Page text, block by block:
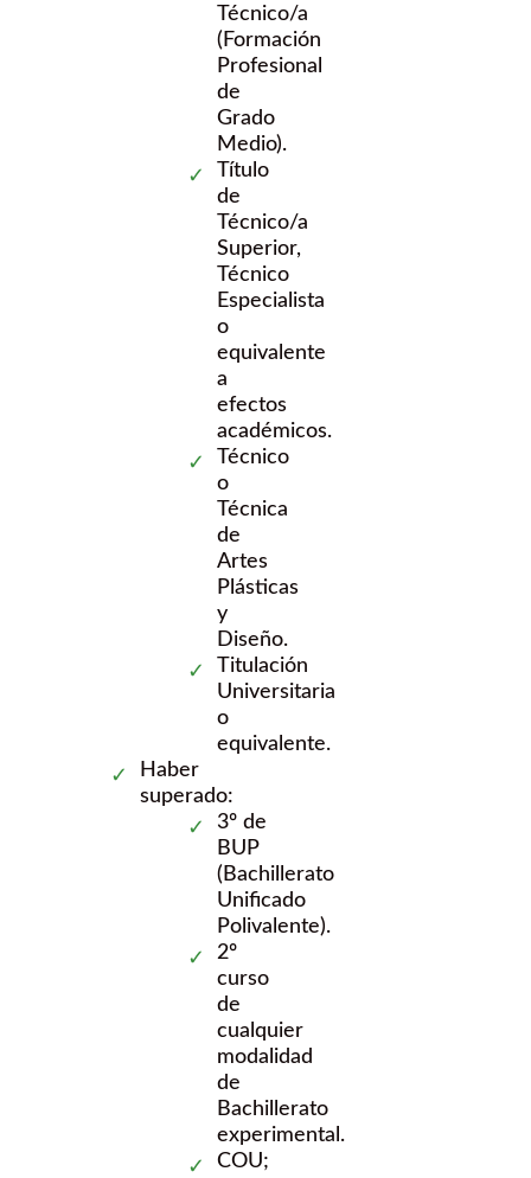
Técnico/a
(Formación
Profesional
de
Grado
Medio).
Título
de
Técnico/a
Superior,
Técnico
Especialista
o
equivalente
a
efectos
académicos.
Técnico
o
Técnica
de
Artes
Plásticas
y
Diseño.
Titulación
Universitaria
o
equivalente.
Haber
superado:
3º de
BUP
(Bachillerato
Unificado
Polivalente).
2º
curso
de
cualquier
modalidad
de
Bachillerato
experimental.
COU;